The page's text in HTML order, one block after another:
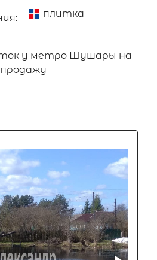
плитка
у метро Шушары на
продажу